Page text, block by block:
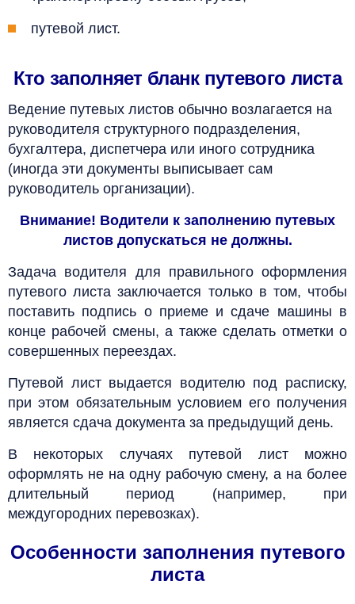
путевой лист.
Кто заполняет бланк путевого листа
Ведение путевых листов обычно возлагается на
руководителя структурного подразделения,
бухгалтера, диспетчера или иного сотрудника
(иногда эти документы выписывает сам
руководитель организации).
Внимание! Водители к заполнению путевых
листов допускаться не должны.
Задача водителя для правильного оформления
путевого листа заключается только в том, чтобы
поставить подпись о приеме и сдаче машины в
конце рабочей смены, а также сделать отметки о
совершенных переездах.
Путевой лист выдается водителю под расписку,
при этом обязательным условием его получения
является сдача документа за предыдущий день.
В некоторых случаях путевой лист можно
оформлять не на одну рабочую смену, а на более
длительный период (например, при
междугородних перевозках).
Особенности заполнения путевого
листа